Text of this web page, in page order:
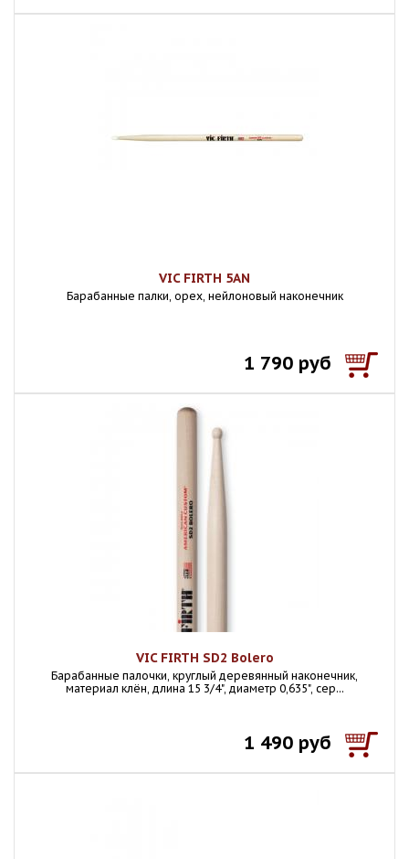
VIC FIRTH 5AN
Барабанные палки, орех, нейлоновый наконечник
1 790 руб
VIC FIRTH SD2 Bolero
Барабанные палочки, круглый деревянный наконечник,
материал клён, длина 15 3/4", диаметр 0,635", сер...
1 490 руб